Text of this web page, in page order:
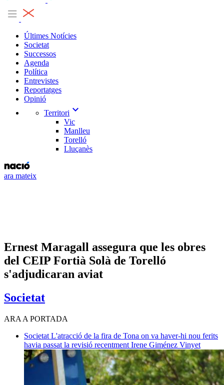
Últimes Notícies
Societat
Successos
Agenda
Política
Entrevistes
Reportatges
Opinió
Territori expand_more
Vic
Manlleu
Torelló
Lluçanès
ara mateix
Ernest Maragall assegura que les obres
del CEIP Fortià Solà de Torelló
s'adjudicaran aviat
Societat
ARA A PORTADA
Societat L'atracció de la fira de Tona on va haver-hi nou ferits
havia passat la revisió recentment Irene Giménez Vinyet